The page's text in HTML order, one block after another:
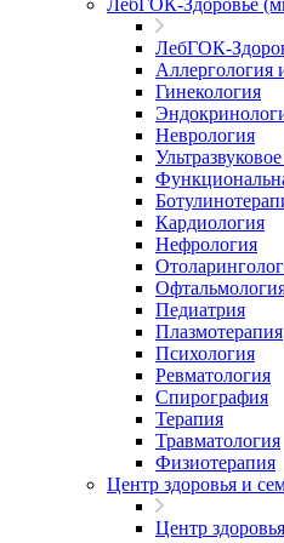
ЛебГОК-Здоровье
ЛебГОК-
Аллергология
Гинекология
Неврология
Кардиология
Нефрология
Педиатрия
Плазмотерапия
Психология
Ревматология
Спирография
Терапия
Травматология
Физиотерапия
Центр здоровья и
Центр